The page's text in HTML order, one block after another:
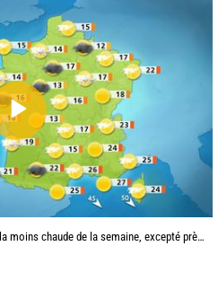
de la semaine, excepté près de la Méditerranée